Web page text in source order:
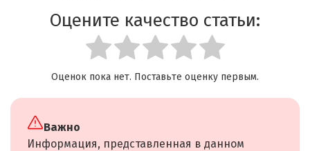
Оцените качество статьи:
Оценок пока нет. Поставьте оценку первым.
Важно
Информация, представленная в данном